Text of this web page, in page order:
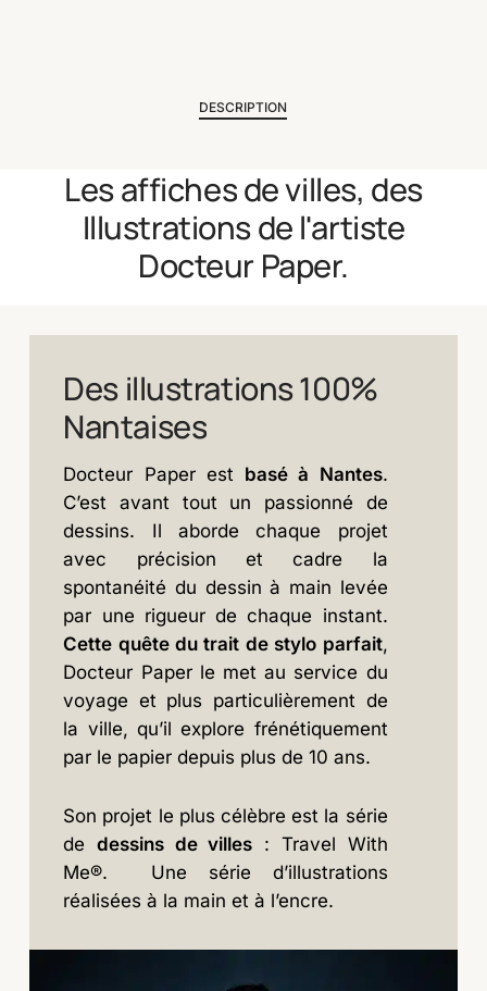
DESCRIPTION
Lesaffichesdevilles, des
Illustrationsde l'artiste
Docteur Paper.
Des illustrations100%
Nantaises
Docteur Paper est basé à Nantes.
C’est avant tout un passionné de
dessins. Il aborde chaque projet
avec précision et cadre la
spontanéité du dessin à main levée
par une rigueur de chaque instant.
Cette quête du trait de stylo parfait,
Docteur Paper le met au service du
voyage et plus particulièrement de
la ville, qu’il explore frénétiquement
par le papier depuis plus de 10 ans.
Son projet le plus célèbre est la série
dedessins de villes : Travel With
Me®. Une série d’illustrations
réalisées à la main et à l’encre.